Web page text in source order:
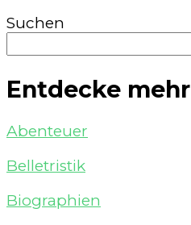
Suchen
Entdecke mehr
Abenteuer
Belletristik
Biographien